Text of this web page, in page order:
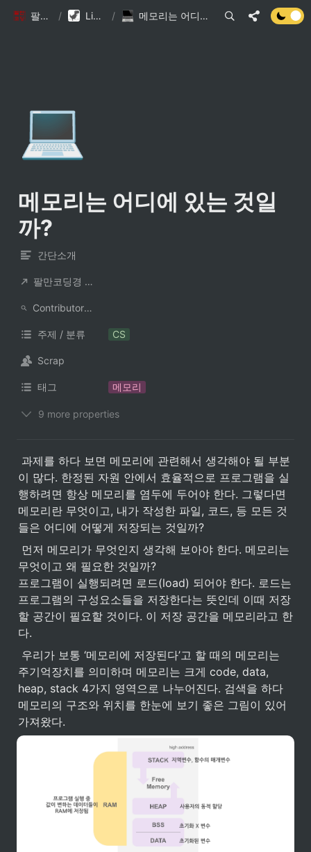
팔만코딩경 / Library DB / 메모리는 어디에 있는 것일까?
💻
메모리는 어디에 있는 것일
까?
간단소개
팔만코딩경 컨트리뷰터
ContributorNotionAccount
주제 / 분류 CS
Scrap
태그 메모리
9 more properties
이 많다. 한정된 자원 안에서 효율적으로 프로그램을 실
행하려면 항상 메모리를 염두에 두어야 한다. 그렇다면
메모리란 무엇이고, 내가 작성한 파일, 코드, 등 모든 것
들은 어디에 어떻게 저장되는 것일까?
무엇이고 왜 필요한 것일까?
프로그램이 실행되려면 로드(load) 되어야 한다. 로드는
프로그램의 구성요소들을 저장한다는 뜻인데 이때 저장
할 공간이 필요할 것이다. 이 저장 공간을 메모리라고 한
다.
주기억장치를 의미하며 메모리는 크게 code, data,
heap, stack 4가지 영역으로 나누어진다. 검색을 하다
메모리의 구조와 위치를 한눈에 보기 좋은 그림이 있어
가져왔다.